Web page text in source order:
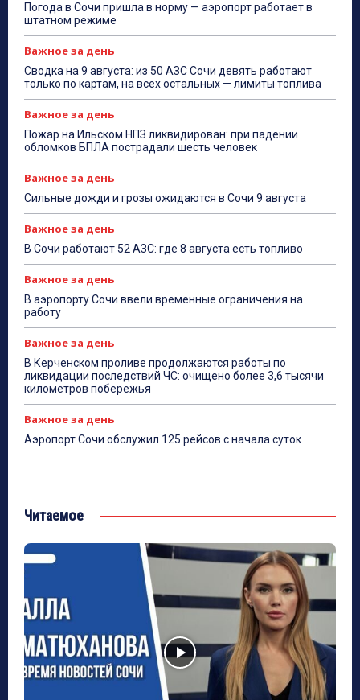
Погода в Сочи пришла в норму — аэропорт работает в
штатном режиме
Важное за день
Сводка на 9 августа: из 50 АЗС Сочи девять работают
только по картам, на всех остальных — лимиты топлива
Важное за день
Пожар на Ильском НПЗ ликвидирован: при падении
обломков БПЛА пострадали шесть человек
Важное за день
Сильные дожди и грозы ожидаются в Сочи 9 августа
Важное за день
В Сочи работают 52 АЗС: где 8 августа есть топливо
Важное за день
В аэропорту Сочи ввели временные ограничения на
работу
Важное за день
В Керченском проливе продолжаются работы по
ликвидации последствий ЧС: очищено более 3,6 тысячи
километров побережья
Важное за день
Аэропорт Сочи обслужил 125 рейсов с начала суток
Читаемое